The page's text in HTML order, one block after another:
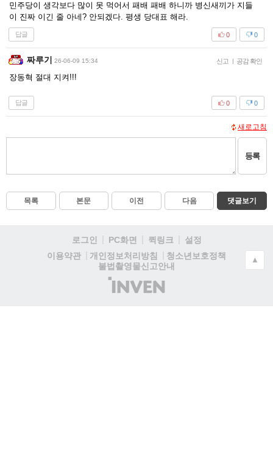
민주당이 생각보다 많이 못 먹어서 패배 패배 하니까 병신새끼가 지들
이 진짜 이긴 줄 아네? 안되겠다. 평생 당대표 해라.
답글 0
0
짜루기 26-06-09 15:34 신고 | 공감 확인
장동혁 절대 지켜!!!
답글 0
0
새로고침
등록
목록 본문 이전 다음 댓글보기
로그인 PC화면 퀵링크
설정
이용약관
개인정보처리방침
청소년보호정책
불법촬영물신고안내
(주)
인
▲